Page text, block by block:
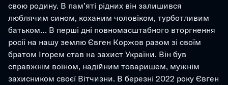
свою родину. В пам’яті рідних він залишився
люблячим сином, коханим чоловіком, турботливим
батьком… В перші дні повномасштабного вторгнення
росії на нашу землю Євген Коржов разом зі своїм
братом Ігорем став на захист України. Він був
справжнім воїном, надійним товаришем, мужнім
захисником своєї Вітчизни. В березні 2022 року Євген